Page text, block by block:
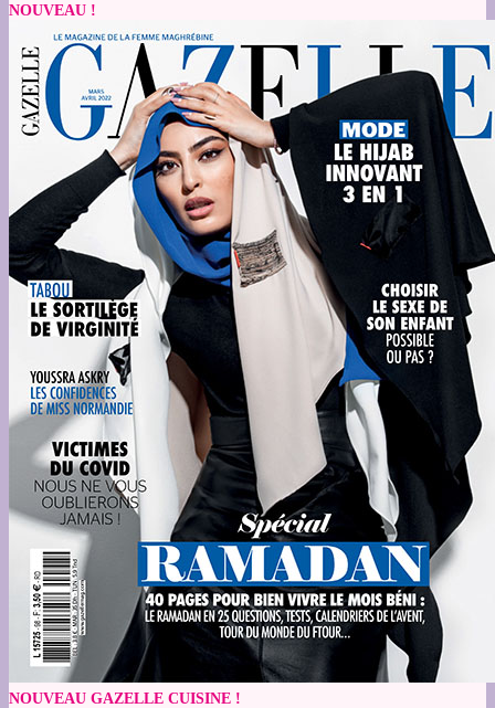
NOUVEAU !
NOUVEAU GAZELLE CUISINE !